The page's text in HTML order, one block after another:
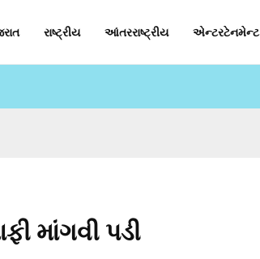
રાષ્ટ્રીય આંતરરાષ્ટ્રીય એન્ટરટેનમેન્ટ
માંગવી પડી